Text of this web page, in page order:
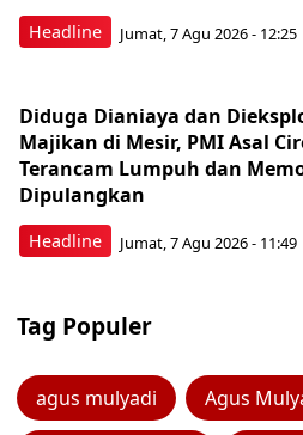
Headline Jumat, 7 Agu 2026 - 12:25
Headline
Diduga Dianiaya dan
Majikan di Mesir, PMI Asal
Terancam Lumpuh dan
Dipulangkan
Jumat, 7 Agu 2026 - 11:49
Tag Populer
agus mulyadi Agus